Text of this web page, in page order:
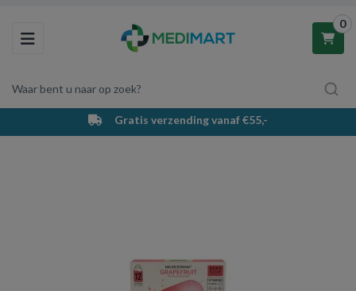
Toggle navigation
Waar bent u naar op zoek?
0
Winkelwagen
Gratis verzending vanaf €55,-